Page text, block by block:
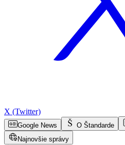
X (Twitter)
Google News O Štandarde
Najnovšie správy